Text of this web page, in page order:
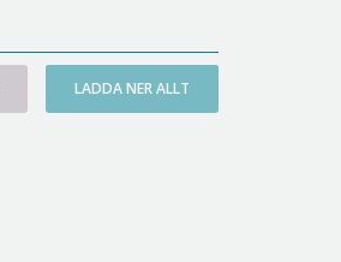
LADDA NER ALLT